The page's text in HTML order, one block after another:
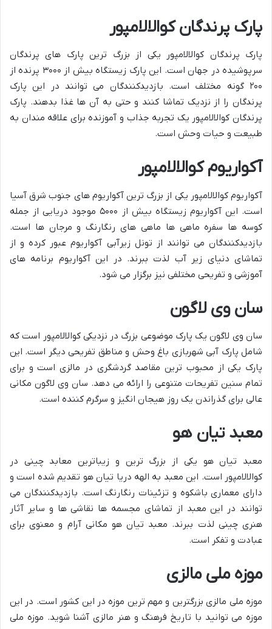
پارک پرندگان کوالالامپور
پارک پرندگان کوالالامپور یکی از بزرگ ترین پارک های پرندگان
سرپوشیده در جهان است. این پارک زیستگاه بیش از ۳۰۰۰ پرنده از
۲۰۰ گونه مختلف است. بازدیدکنندگان می توانند در این پارک
پرندگان را از نزدیک تماشا کنند و حتی به آن ها غذا بدهند. پارک
پرندگان کوالالامپور یک تجربه جذاب و آموزنده برای علاقه مندان به
طبیعت و حیات وحش است.
آکواریوم کوالالامپور
آکواریوم کوالالامپور یکی از بزرگ ترین آکواریوم های جنوب شرق آسیا
است. این آکواریوم زیستگاه بیش از ۵۰۰۰ موجود دریایی از جمله
کوسه ها سفره ماهی ها ماهی های رنگارنگ و مرجان ها است.
بازدیدکنندگان می توانند از تونل زیرآبی آکواریوم عبور کرده و از
تماشای دنیای زیر آب لذت ببرند. در این آکواریوم برنامه های
آموزشی و تفریحی مختلفی نیز برگزار می شود.
سان وی لاگون
سان وی لاگون یک پارک موضوعی بزرگ در نزدیکی کوالالامپور است که
شامل پارک آبی شهربازی باغ وحش و مناطق تفریحی دیگر است. این
پارک یکی از محبوب ترین مقاصد گردشگری در مالزی است و برای
تمام سنین تفریحات متنوعی را ارائه می دهد. سان وی لاگون مکانی
عالی برای گذراندن یک روز هیجان انگیز و سرگرم کننده است.
معبد تیان هو
معبد تیان هو یکی از بزرگ ترین و زیباترین معابد چینی در
کوالالامپور است. این معبد به الهه دریا تیان هو تقدیم شده است و
دارای معماری باشکوه و تزئینات رنگارنگ است. بازدیدکنندگان می
توانند در این معبد از تماشای مجسمه ها نقاشی ها و سایر آثار
هنری چینی لذت ببرند. معبد تیان هو مکانی آرام و معنوی برای
عبادت و تفکر است.
موزه ملی مالزی
موزه ملی مالزی بزرگترین و مهم ترین موزه در این کشور است. در این
موزه می توانید با تاریخ فرهنگ و هنر مالزی آشنا شوید. موزه ملی